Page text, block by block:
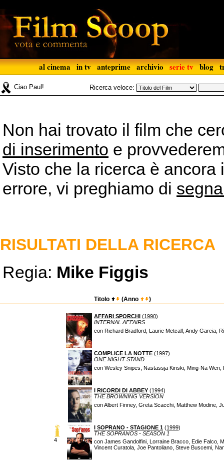
al cinema in tv anteprime archivio serie tv blog
Ciao Paul! Ricerca veloce:
Non hai trovato il film che
di inserimento e
Visto che la ricerca è
errore, vi preghiamo di
RISULTATI DELLA RICERCA
Regia: Mike Figgis
Titolo (Anno )
AFFARI SPORCHI (1990)
INTERNAL AFFAIRS
con Richard Bradford, Laurie Metcalf, Andy Garcia,
COMPLICE LA NOTTE (1997)
ONE NIGHT STAND
con Wesley Snipes, Nastassja Kinski, Ming-Na
I RICORDI DI ABBEY (1994)
THE BROWNING VERSION
con Albert Finney, Greta Scacchi, Matthew Modine,
4
I SOPRANO - STAGIONE 1 (1999)
THE SOPRANOS - SEASON 1
con James Gandolfini, Lorraine Bracco, Edie Falco,
Vincent Curatola, Joe Pantoliano, Steve Buscemi,